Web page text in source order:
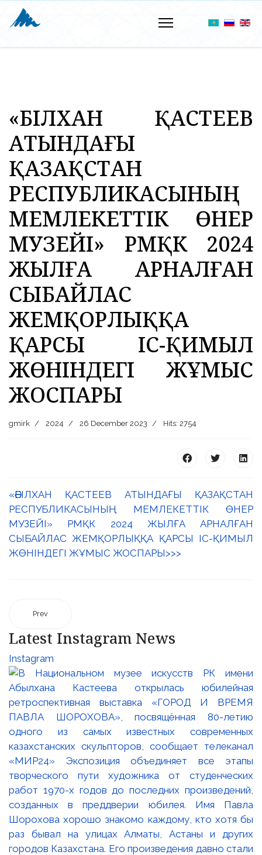
«ӘБІЛХАН ҚАСТЕЕВ
АТЫНДАҒЫ
ҚАЗАҚСТАН
РЕСПУБЛИКАСЫНЫҢ
МЕМЛЕКЕТТІК ӨНЕР
МУЗЕЙІ» РМҚК 2024
ЖЫЛҒА АРНАЛҒАН
СЫБАЙЛАС
ЖЕМҚОРЛЫҚҚА
ҚАРСЫ ІС-ҚИМЫЛ
ЖӨНІНДЕГІ ЖҰМЫС
ЖОСПАРЫ
gmirk 2024 26 December 2023 Hits: 2754
«ӘБІЛХАН ҚАСТЕЕВ АТЫНДАҒЫ ҚАЗАҚСТАН
РЕСПУБЛИКАСЫНЫҢ МЕМЛЕКЕТТІК ӨНЕР
МУЗЕЙІ» РМҚК 2024 ЖЫЛҒА АРНАЛҒАН
СЫБАЙЛАС ЖЕМҚОРЛЫҚҚА ҚАРСЫ ІС-ҚИМЫЛ
ЖӨНІНДЕГІ ЖҰМЫС ЖОСПАРЫ>>>
Prev
Latest Instagram News
Instagram